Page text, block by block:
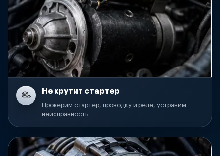
Не крутит стартер
Проверим стартер, проводку и реле, устраним
неисправность.